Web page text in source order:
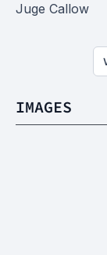
Juge Callow
IMAGES